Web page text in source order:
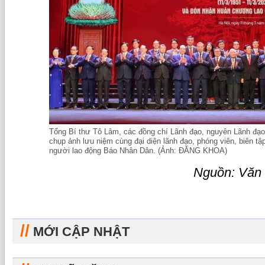
Tổng Bí thư Tô Lâm, các đồng chí Lãnh đạo, nguyên Lãnh
chụp ảnh lưu niệm cùng đại diện lãnh đạo, phóng viên, biên
người lao động Báo Nhân Dân. (Ảnh: ĐĂNG KHOA)
Nguồn: Văn
// MỚI CẬP NHẬT